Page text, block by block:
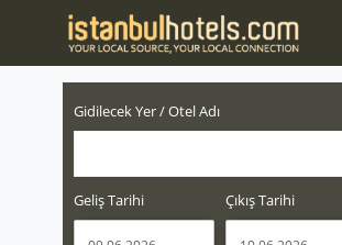
Gidilecek Yer / Otel Adı
Geliş Tarihi Çıkış Tarihi